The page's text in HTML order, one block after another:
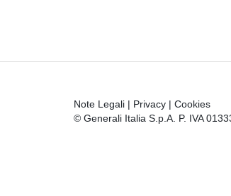
Note Legali | Privacy | Cookies
© Generali Italia S.p.A. P. IVA